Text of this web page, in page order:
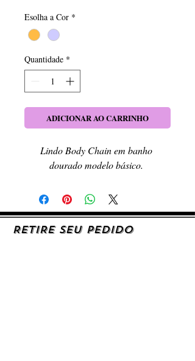
Esolha a Cor *
Quantidade *
ADICIONAR AO CARRINHO
Lindo Body Chain em banho
dourado modelo básico.
RETIRE SEU PEDIDO